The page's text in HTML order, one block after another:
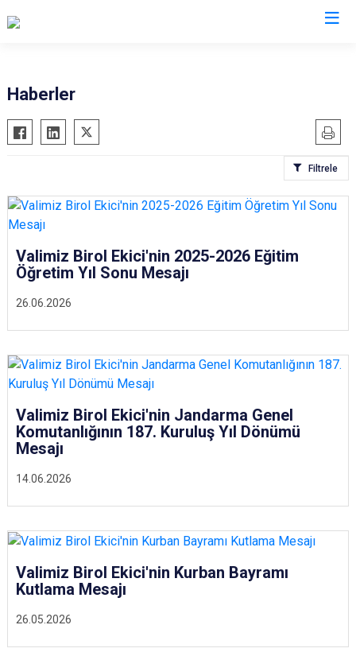
Haberler
Filtrele
26.06.2026
Valimiz Birol Ekici'nin 2025-2026 Eğitim
Öğretim Yıl Sonu Mesajı
14.06.2026
Valimiz Birol Ekici'nin Jandarma Genel
Komutanlığının 187. Kuruluş Yıl Dönümü
Mesajı
26.05.2026
Valimiz Birol Ekici'nin Kurban Bayramı
Kutlama Mesajı